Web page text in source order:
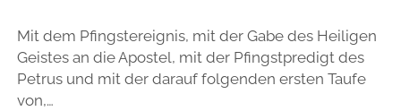
instagram
email
Mit dem Pfingstereignis, mit der Gabe des Heiligen
Geistes an die Apostel, mit der Pfingstpredigt des
Petrus und mit der darauf folgenden ersten Taufe
von,…